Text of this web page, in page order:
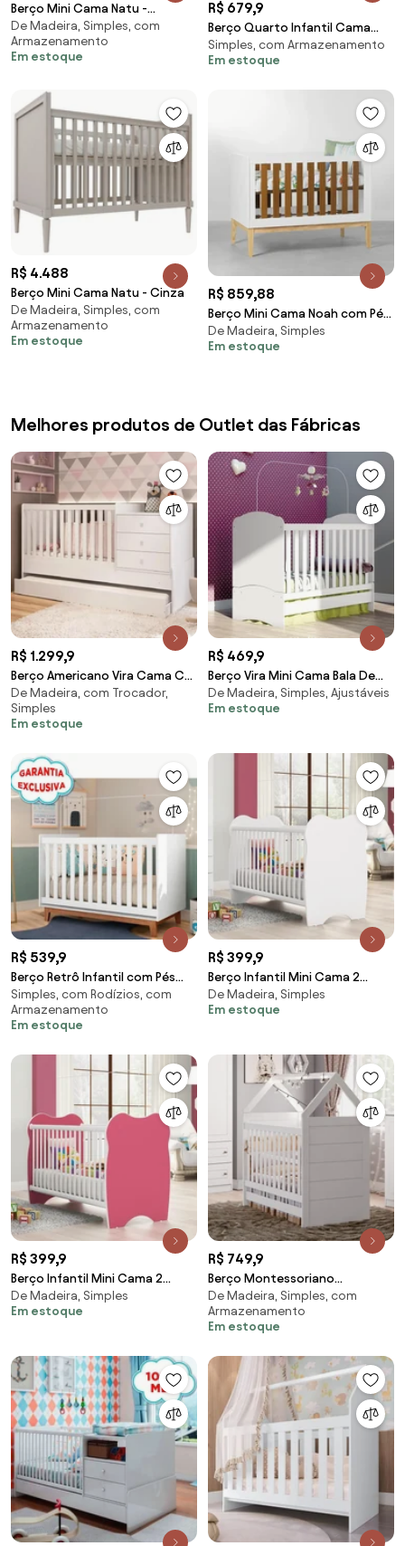
Berço Mini Cama Natu -
Capuccino
De Madeira, Simples, com
Armazenamento
Em estoque
R$ 679,9
Berço Quarto Infantil Cama
Montessori Meu Fofinho -
Branco
Simples, com Armazenamento
Em estoque
R$ 4.488
Berço Mini Cama Natu - Cinza
De Madeira, Simples, com
Armazenamento
Em estoque
R$ 859,88
Berço Mini Cama Noah com Pés
Square Natural - Branco e
Savana
De Madeira, Simples
Em estoque
Melhores produtos de Outlet das Fábricas
R$ 1.299,9
Berço Americano Vira Cama C/
Auxiliar Trocador Gaveteiro -
Branco
De Madeira, com Trocador,
Simples
Em estoque
R$ 469,9
Berço Vira Mini Cama Bala De
Menta Henn Branco 3 Em 1
De Madeira, Simples, Ajustáveis
Em estoque
R$ 539,9
Berço Retrô Infantil com Pés
Retrô e 2 Regulagens - Branco
Simples, com Rodízios, com
Armazenamento
Em estoque
R$ 399,9
Berço Infantil Mini Cama 2
Regulagens Branco
De Madeira, Simples
Em estoque
R$ 399,9
Berço Infantil Mini Cama 2
Regulagens Rosa
De Madeira, Simples
Em estoque
R$ 749,9
Berço Montessoriano
Americano De Mdf Cabana -
Branco HP
De Madeira, Simples, com
Armazenamento
Em estoque